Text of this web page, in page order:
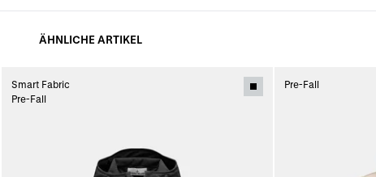
ÄHNLICHE ARTIKEL
Smart Fabric
Pre-Fall
Pre-Fall